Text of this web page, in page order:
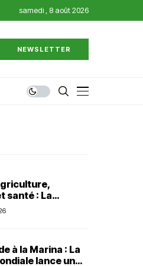
samedi , 8 août 2026
NEWSLETTER
santé : La
injecte 320
à la Marina : La
lance un